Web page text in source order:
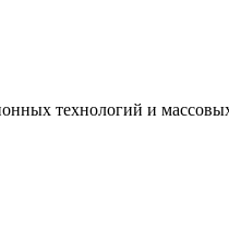
технологий и